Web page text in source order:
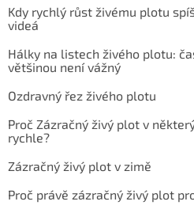
Kdy rychlý růst živému plotu
videá
Hálky na listech živého plotu:
většinou není vážný
Ozdravný řez živého plotu
Proč Zázračný živý plot v
rychle?
Zázračný živý plot v zimě
Proč právě zázračný živý plot